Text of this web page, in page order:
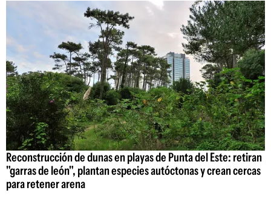
Reconstrucción de dunas en playas de Punta del Este: retiran
"garras de león", plantan especies autóctonas y crean cercas
para retener arena